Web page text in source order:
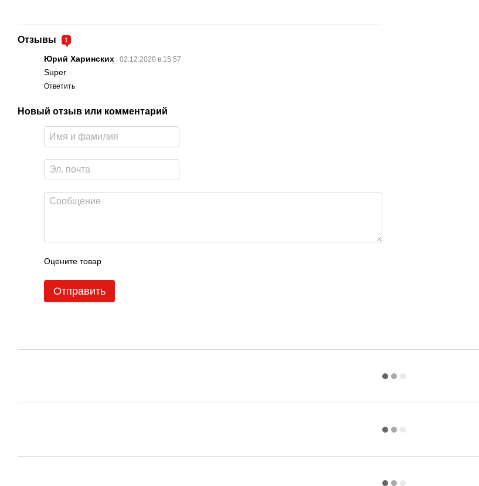
Отзывы 1
Юрий Харинских 02.12.2020 в 15:57
Super
Ответить
Новый отзыв или комментарий
Оцените товар
Отправить